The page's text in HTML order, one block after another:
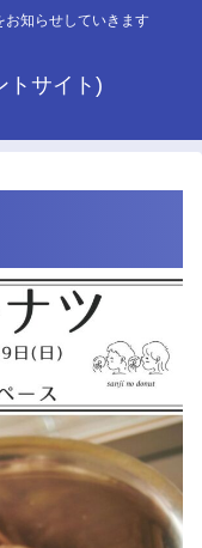
お知らせしていきます
トサイト)